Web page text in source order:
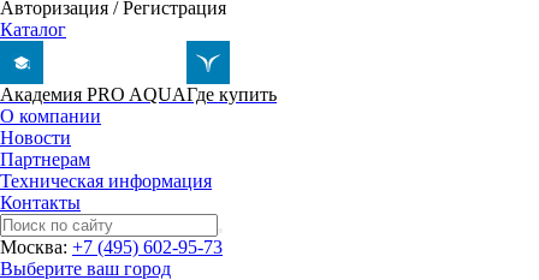
Авторизация /Регистрация
Каталог
Академия PRO AQUAГде купить
О компании
Новости
Партнерам
Техническая информация
Контакты
Москва: +7 (495) 602-95-73
Выберите ваш город